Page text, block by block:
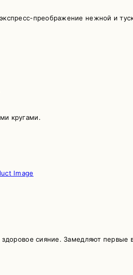
преображение нежной и
кругами.
сияние. Замедляют первые